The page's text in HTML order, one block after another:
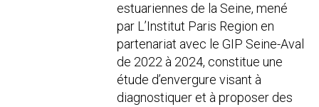
estuariennes de la Seine, mené
par L’Institut Paris Region en
partenariat avec le GIP Seine-Aval
de 2022 à 2024, constitue une
étude d’envergure visant à
diagnostiquer et à proposer des